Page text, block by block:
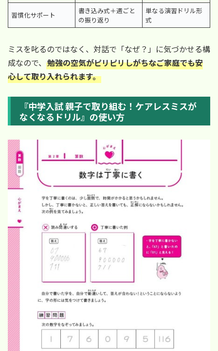
習慣化サポート
書き込み式＋週ごと
の振り返り
単なる演習ドリル形
式
ミスを叱るのではなく、対話で「なぜ？」に気づかせる構
成なので、 勉強の空気がピリピリしがちなご家庭でも安
心して取り入れられます。
『中学入試 親子で取り組む！ケアレスミスが
なくなるドリル』の使い方